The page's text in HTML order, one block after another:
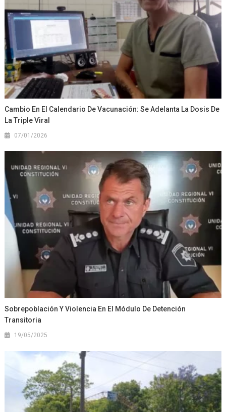
Cambio En El Calendario De Vacunación: Se Adelanta La Dosis De
La Triple Viral
07/01/2026
Sobrepoblación Y Violencia En El Módulo De Detención
Transitoria
19/05/2025